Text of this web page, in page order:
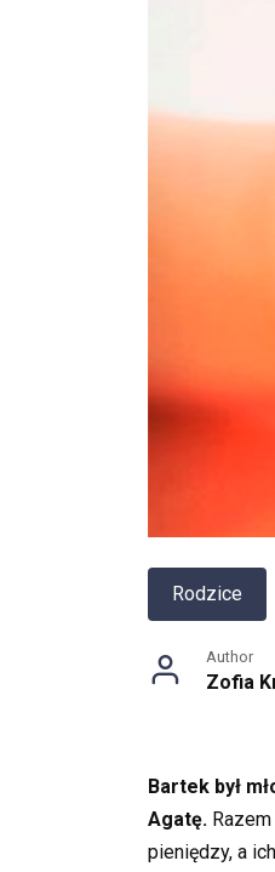
Rodzice
Author
Zofia
Bartek był
Agatę.
pieniędzy, a